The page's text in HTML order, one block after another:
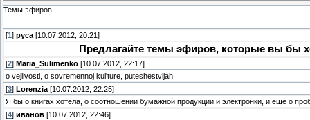
Темы эфиров
[1 ] pyca [10.07.2012, 20:21]
Предлагайте темы эфиров, которые вы бы
[2] Maria_Sulimenko [10.07.2012, 22:17]
o vejlivosti, o sovremennoj kul'ture, puteshestvijah
[3] Lorenzia [10.07.2012, 22:25]
Я бы о книгах хотела, о соотношении бумажной продукции и электронки, и еще о
[4] иванов [10.07.2012, 22:46]